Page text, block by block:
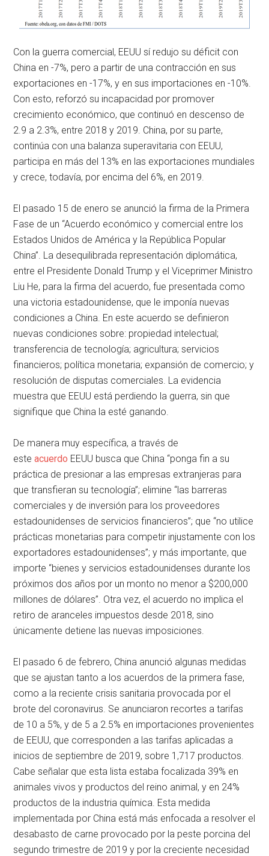
Con la guerra comercial, EEUU sí redujo su déficit con
China en -7%, pero a partir de una contracción en sus
exportaciones en -17%, y en sus importaciones en -10%.
Con esto, reforzó su incapacidad por promover
crecimiento económico, que continuó en descenso de
2.9 a 2.3%, entre 2018 y 2019. China, por su parte,
continúa con una balanza superavitaria con EEUU,
participa en más del 13% en las exportaciones mundiales
y crece, todavía, por encima del 6%, en 2019.
El pasado 15 de enero se anunció la firma de la Primera
Fase de un “Acuerdo económico y comercial entre los
Estados Unidos de América y la República Popular
China”. La desequilibrada representación diplomática,
entre el Presidente Donald Trump y el Viceprimer Ministro
Liu He, para la firma del acuerdo, fue presentada como
una victoria estadounidense, que le imponía nuevas
condiciones a China. En este acuerdo se definieron
nuevas condiciones sobre: propiedad intelectual;
transferencia de tecnología; agricultura; servicios
financieros; política monetaria; expansión de comercio; y
resolución de disputas comerciales. La evidencia
muestra que EEUU está perdiendo la guerra, sin que
signifique que China la esté ganando.
De manera muy específica, a través de
esteacuerdo EEUU busca que China “ponga fin a su
práctica de presionar a las empresas extranjeras para
que transfieran su tecnología”; elimine “las barreras
comerciales y de inversión para los proveedores
estadounidenses de servicios financieros”; que “no utilice
prácticas monetarias para competir injustamente con los
exportadores estadounidenses”; y más importante, que
importe “bienes y servicios estadounidenses durante los
próximos dos años por un monto no menor a $200,000
millones de dólares”. Otra vez, el acuerdo no implica el
retiro de aranceles impuestos desde 2018, sino
únicamente detiene las nuevas imposiciones.
El pasado 6 de febrero, China anunció algunas medidas
que se ajustan tanto a los acuerdos de la primera fase,
como a la reciente crisis sanitaria provocada por el
brote del coronavirus. Se anunciaron recortes a tarifas
de 10 a 5%, y de 5 a 2.5% en importaciones provenientes
de EEUU, que corresponden a las tarifas aplicadas a
inicios de septiembre de 2019, sobre 1,717 productos.
Cabe señalar que esta lista estaba focalizada 39% en
animales vivos y productos del reino animal, y en 24%
productos de la industria química. Esta medida
implementada por China está más enfocada a resolver el
desabasto de carne provocado por la peste porcina del
segundo trimestre de 2019 y por la creciente necesidad